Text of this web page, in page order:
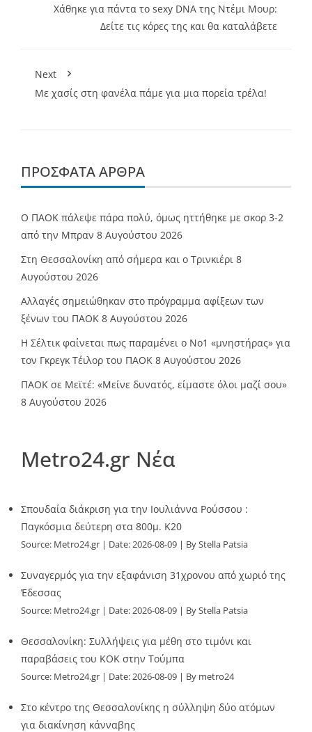
Χάθηκε για πάντα το sexy DNA της Ντέμι Μουρ:
Δείτε τις κόρες της και θα καταλάβετε
Next
Με χασίς στη φανέλα πάμε για μια πορεία τρέλα!
ΠΡΌΣΦΑΤΑ ΆΡΘΡΑ
Ο ΠΑΟΚ πάλεψε πάρα πολύ, όμως ηττήθηκε με σκορ 3-2
από την Μπραν 8 Αυγούστου 2026
Στη Θεσσαλονίκη από σήμερα και ο Τρινκιέρι 8
Αυγούστου 2026
Αλλαγές σημειώθηκαν στο πρόγραμμα αφίξεων των
ξένων του ΠΑΟΚ 8 Αυγούστου 2026
Η Σέλτικ φαίνεται πως παραμένει ο Νο1 «μνηστήρας» για
τον Γκρεγκ Τέιλορ του ΠΑΟΚ 8 Αυγούστου 2026
ΠΑΟΚ σε Μεϊτέ: «Μείνε δυνατός, είμαστε όλοι μαζί σου»
8 Αυγούστου 2026
Metro24.gr Νέα
Σπουδαία διάκριση για την Ιουλιάννα Ρούσσου :
Παγκόσμια δεύτερη στα 800μ. Κ20
Source: Metro24.gr Date: 2026-08-09 By Stella Patsia
Συναγερμός για την εξαφάνιση 31χρονου από χωριό της
Έδεσσας
Source: Metro24.gr Date: 2026-08-09 By Stella Patsia
Θεσσαλονίκη: Συλλήψεις για μέθη στο τιμόνι και
παραβάσεις του ΚΟΚ στην Τούμπα
Source: Metro24.gr Date: 2026-08-09 By metro24
Στο κέντρο της Θεσσαλονίκης η σύλληψη δύο ατόμων
για διακίνηση κάνναβης